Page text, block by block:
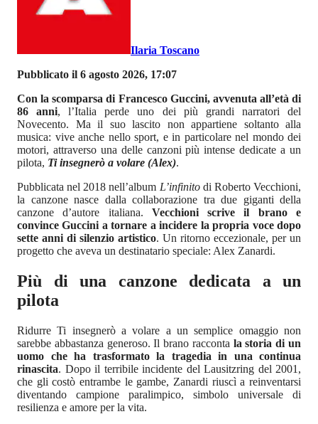
Ilaria Toscano
Pubblicato il 6 agosto 2026, 17:07
Con la scomparsa di Francesco Guccini, avvenuta all’età di
86 anni, l’Italia perde uno dei più grandi narratori del
Novecento. Ma il suo lascito non appartiene soltanto alla
musica: vive anche nello sport, e in particolare nel mondo dei
motori, attraverso una delle canzoni più intense dedicate a un
pilota, Ti insegnerò a volare (Alex).
Pubblicata nel 2018 nell’album L’infinitodi Roberto Vecchioni,
la canzone nasce dalla collaborazione tra due giganti della
canzone d’autore italiana. Vecchioni scrive il brano e
convince Guccini a tornare a incidere la propria voce dopo
sette anni di silenzio artistico. Un ritorno eccezionale, per un
progetto che aveva un destinatario speciale: Alex Zanardi.
Più di una canzone dedicata a un
pilota
Ridurre Ti insegnerò a volare a un semplice omaggio non
sarebbe abbastanza generoso. Il brano racconta la storia di un
uomo che ha trasformato la tragedia in una continua
rinascita. Dopo il terribile incidente del Lausitzring del 2001,
che gli costò entrambe le gambe, Zanardi riuscì a reinventarsi
diventando campione paralimpico, simbolo universale di
resilienza e amore per la vita.